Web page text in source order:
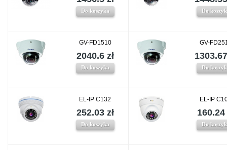
Do koszyka Do
GV-FD1510
2040.6 zł
Do koszyka
GV-
Do
EL-IP C132
252.03 zł
Do koszyka
EL-IP
160.24
Do